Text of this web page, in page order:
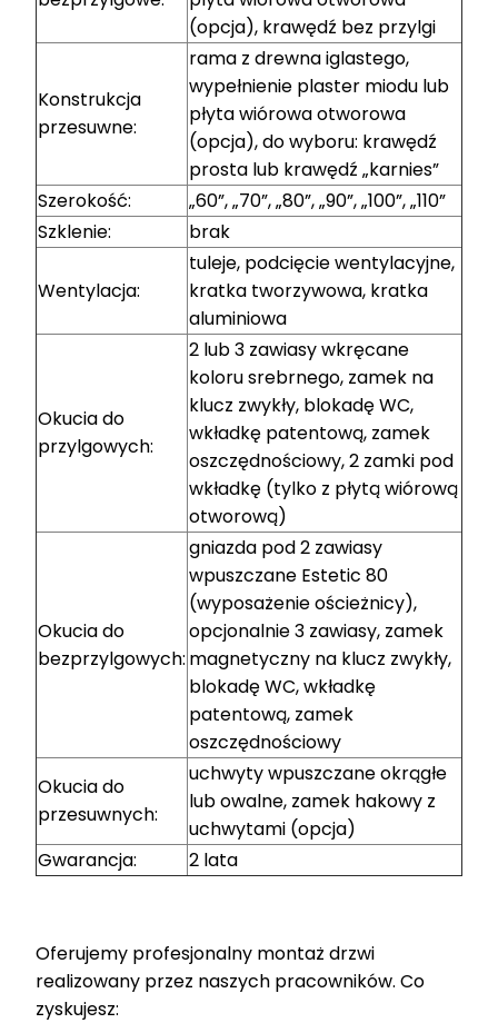
(opcja), krawędź bez przylgi
Konstrukcja
przesuwne:
rama z drewna iglastego,
wypełnienie plaster miodu lub
płyta wiórowa otworowa
(opcja), do wyboru: krawędź
prosta lub krawędź „karnies”
Szerokość:
„60”, „70”, „80”, „90”, „100”, „110”
Szklenie:
brak
Wentylacja:
tuleje, podcięcie wentylacyjne,
kratka tworzywowa, kratka
aluminiowa
Okucia do
przylgowych:
2 lub 3 zawiasy wkręcane
koloru srebrnego, zamek na
klucz zwykły, blokadę WC,
wkładkę patentową, zamek
oszczędnościowy, 2 zamki pod
wkładkę (tylko z płytą wiórową
otworową)
Okucia do
bezprzylgowych:
gniazda pod 2 zawiasy
wpuszczane Estetic 80
(wyposażenie ościeżnicy),
opcjonalnie 3 zawiasy, zamek
magnetyczny na klucz zwykły,
blokadę WC, wkładkę
patentową, zamek
oszczędnościowy
Okucia do
przesuwnych:
uchwyty wpuszczane okrągłe
lub owalne, zamek hakowy z
uchwytami (opcja)
Gwarancja:
2 lata
Oferujemy profesjonalny montaż drzwi
realizowany przez naszych pracowników. Co
zyskujesz: